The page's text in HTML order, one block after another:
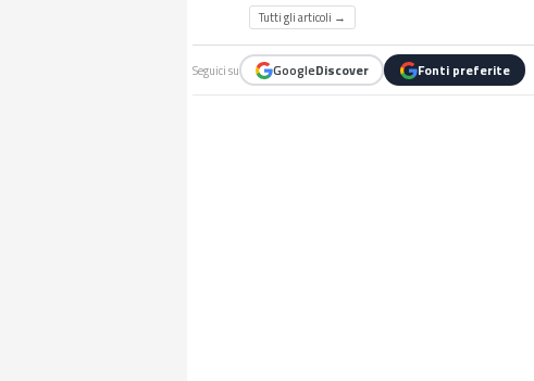
Tutti gli articoli →
Seguici su GoogleDiscover Fonti preferite